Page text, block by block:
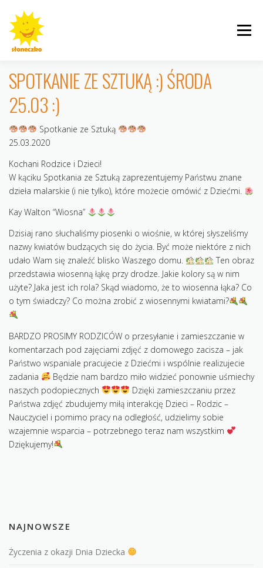
treści
Menu
INFORMACJE
KRZYWOUSTEGO AKTUALNOŚCI GALERIE
KONTAKT
SPOTKANIE ZE SZTUKĄ :) ŚRODA
25.03 :)
Spotkanie ze Sztuką
25.03.2020
Kochani Rodzice i Dzieci!
W kąciku Spotkania ze Sztuką zaprezentujemy Państwu znane
dzieła malarskie (i nie tylko), które możecie omówić z Dziećmi.
Kay Walton “Wiosna”
Dzisiaj rano słuchaliśmy piosenki o wiośnie, w której słyszeliśmy
nazwy kwiatów budzących się do życia. Być może niektóre z nich
udało Wam się znaleźć blisko Waszego domu.
Ten obraz
przedstawia wiosenną łąkę przy drodze. Jakie kolory są w nim
użyte? Jaka jest ich rola? Skąd wiadomo, że to wiosenna łąka? Co
o tym świadczy? Co można zrobić z wiosennymi kwiatami?
BARDZO PROSIMY RODZICÓW o przesyłanie i zamieszczanie w
komentarzach pod zajęciami zdjęć z domowego zacisza – jak
Państwo wspaniale pracujecie z Dziećmi i wspólnie realizujecie
zadania
Będzie nam bardzo miło widzieć ponownie uśmiechy
naszych podopiecznych
Dzięki zamieszczaniu przez
Państwa zdjęć zbudujemy miłą interakcję Dzieci – Rodzic –
Nauczyciel i pomimo pracy na odległość, udzielimy sobie
wzajemnie wsparcia – potrzebnego teraz nam wszystkim
Dziękujemy!
NAJNOWSZE
Życzenia z okazji Dnia Dziecka